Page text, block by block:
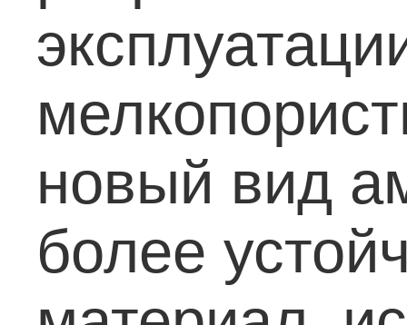
новый вид
более